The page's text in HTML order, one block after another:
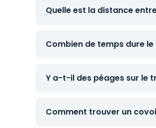
Quelle est la distance
Combien de temps dure
Y a-t-il des péages sur le
Comment trouver un